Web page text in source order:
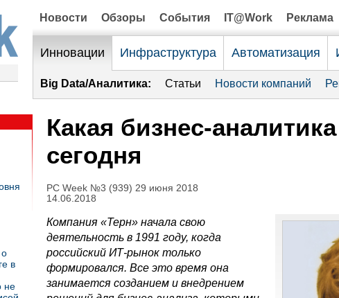
Новости Обзоры События IT@Work Реклама
Инновации Инфраструктура Автоматизация
Big Data/Аналитика: Статьи Новости компаний
в
не
Какая бизнес-
сегодня
PC Week №3 (939) 29 июня 2018
14.06.2018
Компания «Терн» начала свою
деятельность в 1991 году, когда
российский ИТ-рынок только
формировался. Все это время она
занимается созданием и внедрением